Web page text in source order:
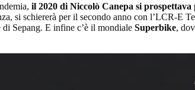
il 2020 di Niccolò Canepa si
si schiererà per il secondo anno con l’LCR-E
Sepang. E infine c’è il mondiale Superbike,